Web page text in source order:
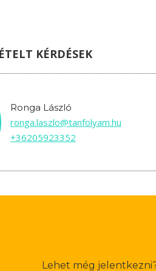
KÉRDÉSEK
Ronga László
ronga.laszlo@tanfolyam.hu
+36205923352
Lehet még